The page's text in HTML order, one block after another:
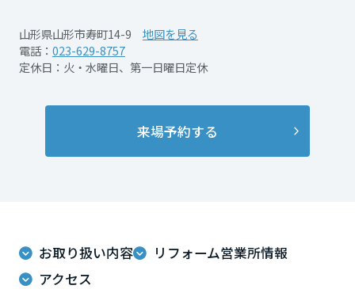
買う
スムストック検索
売る [MISAWA RELAY]
企業不動産活用（CRE）戦略
社宅建築
医療・介護・子育て・障がい福祉施設
に役立つ多彩な情報を幅広くお届けします。
ホームラウンジ 土地活用・賃貸経営
事業用
ホテル・旅館リフォーム
これからリフォームをご検討の方
実例動画や基礎知識、収納の工夫など、理想の住まいを叶えるリフォ
収益不動産・投資開発事業
建築再生事業
アフターメンテナンス
ニュース
MISAWAについて
ミサワホームグループ
採用情報
住まいのご相談
山形県山形市寿町14-9
地図を見る
電話： 023-629-8757
定休日：火・水曜日、第一日曜日定休
来場予約する
お取り扱い内容
リフォーム営業所情報
アクセス
秋田県
茨城県